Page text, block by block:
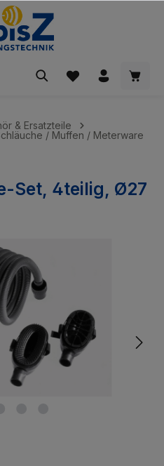
& Ersatzteile
/ Muffen / Meterware
0 von 5 Sternen
Set, 4teilig, Ø27